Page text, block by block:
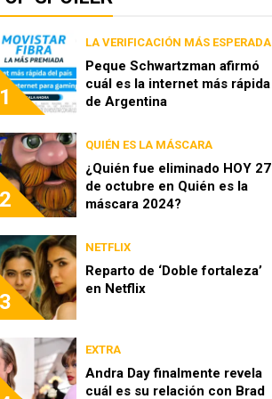
1
LA VERIFICACIÓN MÁS ESPERADA
Peque Schwartzman afirmó
cuál es la internet más rápida
de Argentina
2
QUIÉN ES LA MÁSCARA
¿Quién fue eliminado HOY 27
de octubre en Quién es la
máscara 2024?
3
NETFLIX
Reparto de ‘Doble fortaleza’
en Netflix
EXTRA
Andra Day finalmente revela
cuál es su relación con Brad